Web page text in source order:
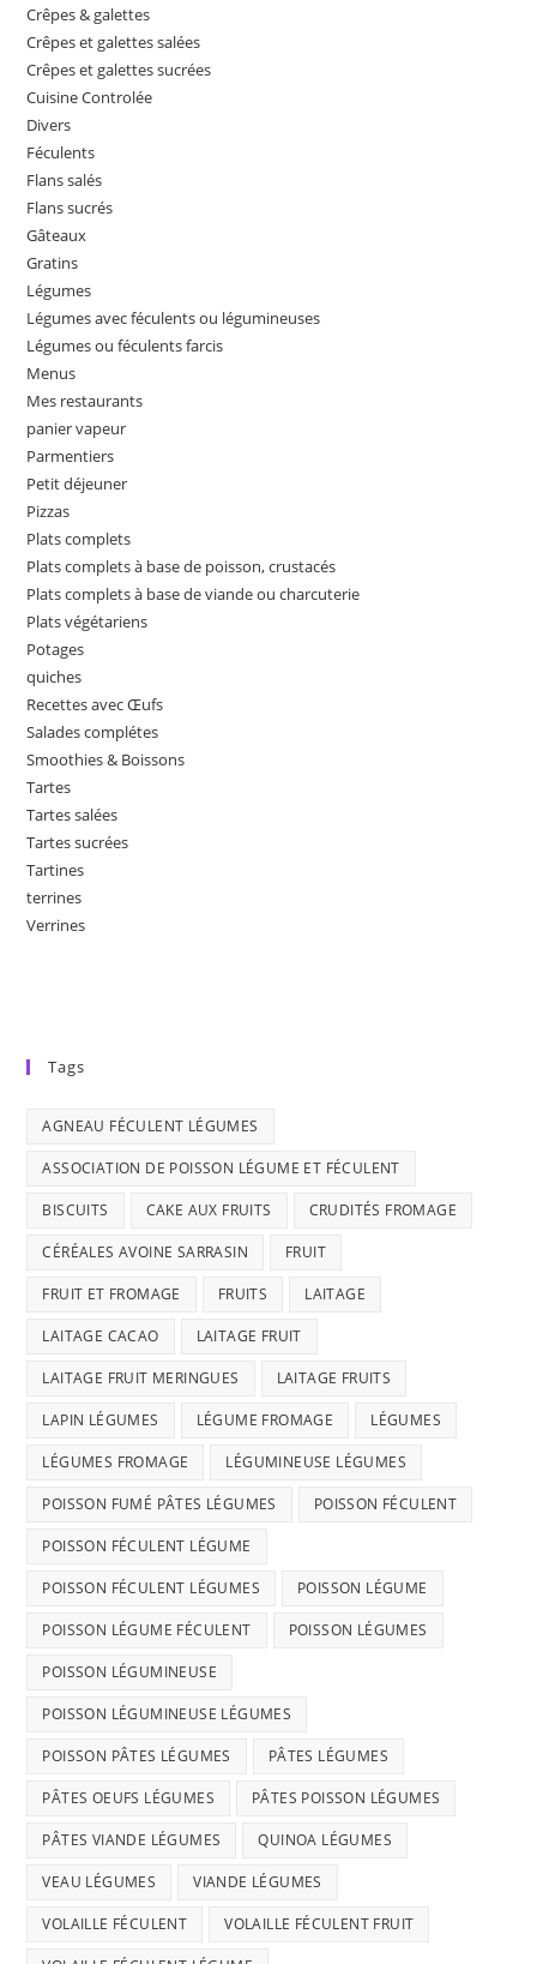
Crêpes & galettes
Crêpes et galettes salées
Crêpes et galettes sucrées
Cuisine Controlée
Divers
Féculents
Flans salés
Flans sucrés
Gâteaux
Gratins
Légumes
Légumes avec féculents ou légumineuses
Légumes ou féculents farcis
Menus
Mes restaurants
panier vapeur
Parmentiers
Petit déjeuner
Pizzas
Plats complets
Plats complets à base de poisson, crustacés
Plats complets à base de viande ou charcuterie
Plats végétariens
Potages
quiches
Recettes avec Œufs
Salades complétes
Smoothies & Boissons
Tartes
Tartes salées
Tartes sucrées
Tartines
terrines
Verrines
Tags
AGNEAU FÉCULENT LÉGUMES
ASSOCIATION DE POISSON LÉGUME ET FÉCULENT
BISCUITS CAKE AUX FRUITS CRUDITÉS FROMAGE
CÉRÉALES AVOINE SARRASIN FRUIT
FRUIT ET FROMAGE FRUITS LAITAGE
LAITAGE CACAO LAITAGE FRUIT
LAITAGE FRUIT MERINGUES LAITAGE FRUITS
LAPIN LÉGUMES LÉGUME FROMAGE LÉGUMES
LÉGUMES FROMAGE LÉGUMINEUSE LÉGUMES
POISSON FUMÉ PÂTES LÉGUMES POISSON FÉCULENT
POISSON FÉCULENT LÉGUME
POISSON FÉCULENT LÉGUMES POISSON LÉGUME
POISSON LÉGUME FÉCULENT POISSON LÉGUMES
POISSON LÉGUMINEUSE
POISSON LÉGUMINEUSE LÉGUMES
POISSON PÂTES LÉGUMES PÂTES LÉGUMES
PÂTES OEUFS LÉGUMES PÂTES POISSON LÉGUMES
PÂTES VIANDE LÉGUMES QUINOA LÉGUMES
VEAU LÉGUMES VIANDE LÉGUMES
VOLAILLE FÉCULENT VOLAILLE FÉCULENT FRUIT